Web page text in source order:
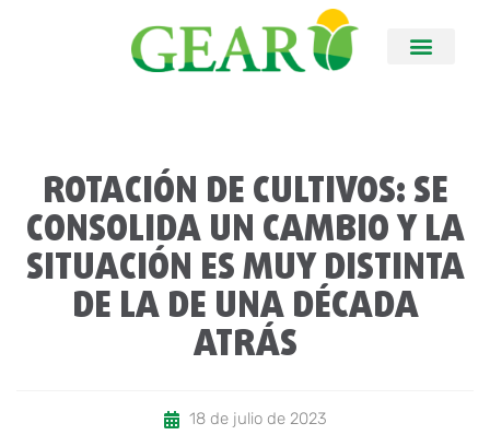
ROTACIÓN DE CULTIVOS: SE
CONSOLIDA UN CAMBIO Y LA
SITUACIÓN ES MUY DISTINTA
DE LA DE UNA DÉCADA
ATRÁS
18 de julio de 2023